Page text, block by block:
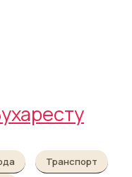
Транспорт